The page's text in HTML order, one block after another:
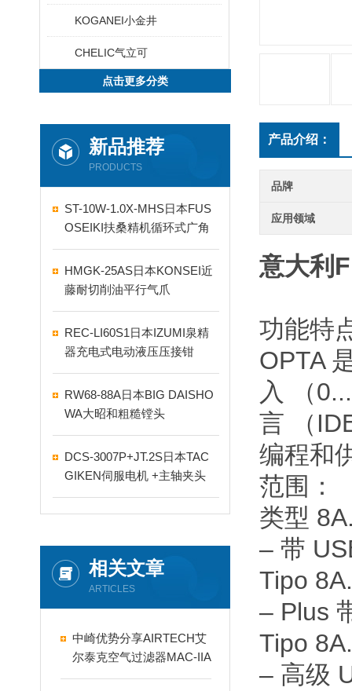
KOGANEI小金井
CHELIC气立可
点击更多分类
新品推荐
PRODUCTS
ST-10W-1.0X-MHS日本FUS
OSEIKI扶桑精机循环式广角
自动喷嘴
HMGK-25AS日本KONSEI近
藤耐切削油平行气爪
REC-LI60S1日本IZUMI泉精
器充电式电动液压压接钳
RW68-88A日本BIG DAISHO
WA大昭和粗糙镗头
DCS-3007P+JT.2S日本TAC
GIKEN伺服电机 +主轴夹头
相关文章
ARTICLES
中崎优势分享AIRTECH艾
尔泰克空气过滤器MAC-IIA
-32DCCON-21
产品介绍：
品牌
应用领域
意大利
功能特
OPTA
入 （
言 （
编程和
范围：
类型
– 带
Tipo
– Plus
Tipo
– 高级